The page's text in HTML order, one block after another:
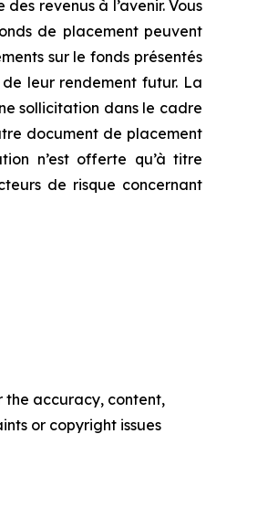
revenus à l’avenir. Vous
de placement peuvent
sur le fonds présentés
leur rendement futur. La
sollicitation dans le cadre
document de placement
n’est offerte qu’à titre
de risque concernant
the accuracy, content,
or copyright issues